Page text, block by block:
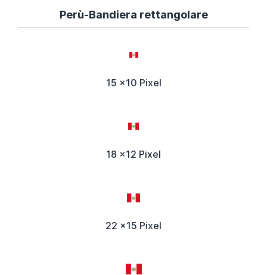
Perù-Bandiera rettangolare
15 x10 Pixel
18 x12 Pixel
22 x15 Pixel